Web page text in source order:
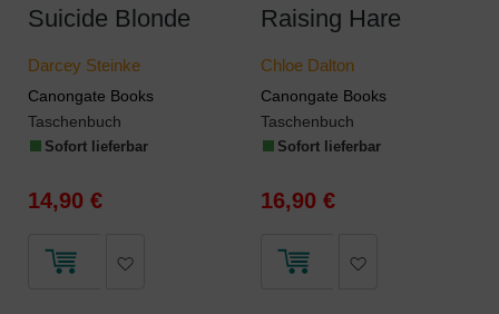
Suicide Blonde
Darcey Steinke
Canongate Books
Taschenbuch
Sofort lieferbar
14,90 €
Raising Hare
Chloe Dalton
Canongate Books
Taschenbuch
Sofort lieferbar
16,90 €